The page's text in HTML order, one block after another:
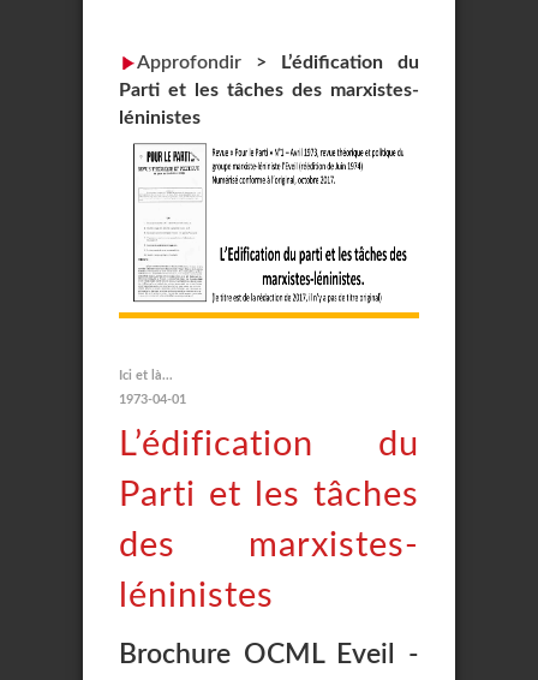
Approfondir >
L’édification du
Parti et les tâches des marxistes-
léninistes
Ici et là...
1973-04-01
L’édification du
Parti et les tâches
des marxistes-
léninistes
Brochure OCML Eveil -